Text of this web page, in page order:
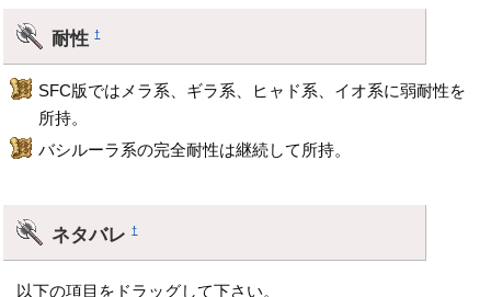
耐性†
SFC版ではメラ系、ギラ系、ヒャド系、イオ系に弱耐性を
所持。
バシルーラ系の完全耐性は継続して所持。
ネタバレ†
以下の項目をドラッグして下さい。